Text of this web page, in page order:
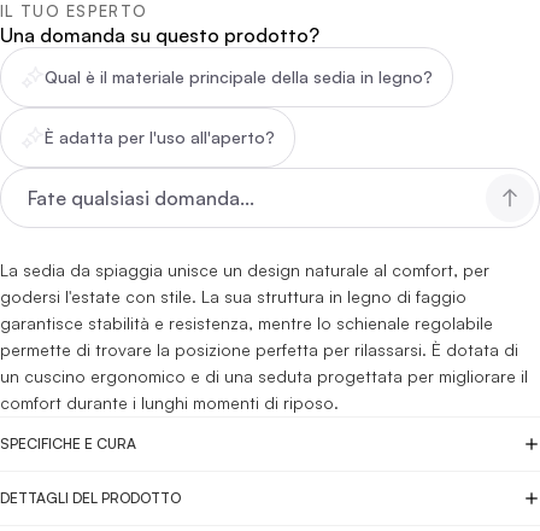
IL TUO ESPERTO
Una domanda su questo prodotto?
Qual è il materiale principale della sedia in legno?
È adatta per l'uso all'aperto?
La sedia da spiaggia unisce un design naturale al comfort, per
godersi l'estate con stile. La sua struttura in legno di faggio
garantisce stabilità e resistenza, mentre lo schienale regolabile
permette di trovare la posizione perfetta per rilassarsi. È dotata di
un cuscino ergonomico e di una seduta progettata per migliorare il
comfort durante i lunghi momenti di riposo.
SPECIFICHE E CURA
DETTAGLI DEL PRODOTTO